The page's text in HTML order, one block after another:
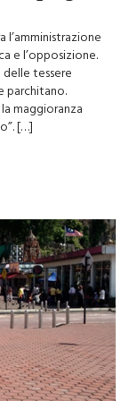
spiego
l’amministrazione
l’opposizione.
tessere
parchitano.